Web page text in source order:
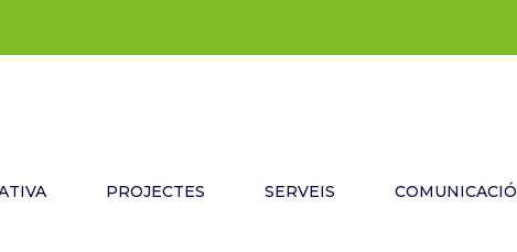
PROJECTES SERVEIS COMUNICACIÓ